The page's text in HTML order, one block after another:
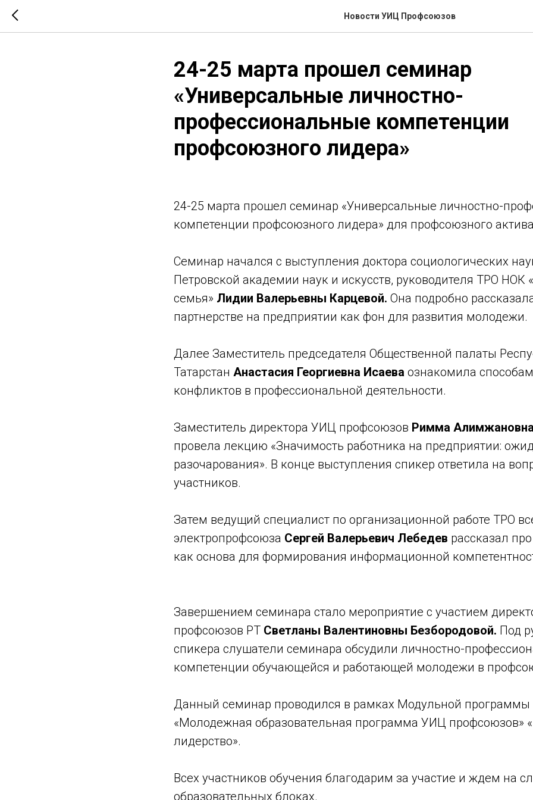
Новости УИЦ Профсоюзов
24-25 марта прошел семинар
«Универсальные личностно-
профессиональные компетенции
профсоюзного лидера»
24-25 марта прошел семинар «Универсальные личностно-
компетенции профсоюзного лидера» для профсоюзного
Семинар начался с выступления доктора социологических
Петровской академии наук и искусств, руководителя ТРО НОК
семья» Лидии Валерьевны Карцевой. Она подробно
партнерстве на предприятии как фон для развития молодежи.
Далее Заместитель председателя Общественной палаты
Татарстан Анастасия Георгиевна Исаева ознакомила
конфликтов в профессиональной деятельности.
Заместитель директора УИЦ профсоюзов Римма
провела лекцию «Значимость работника на предприятии:
разочарования». В конце выступления спикер ответила на
участников.
Затем ведущий специалист по организационной работе ТРО
электропрофсоюза Сергей Валерьевич Лебедев рассказал
как основа для формирования информационной
Завершением семинара стало мероприятие с участием
профсоюзов РТ Светланы Валентиновны Безбородовой. Под
спикера слушатели семинара обсудили личностно-
компетенции обучающейся и работающей молодежи в
Данный семинар проводился в рамках Модульной программы
«Молодежная образовательная программа УИЦ профсоюзов»
лидерство».
Всех участников обучения благодарим за участие и ждем на
образовательных блоках.